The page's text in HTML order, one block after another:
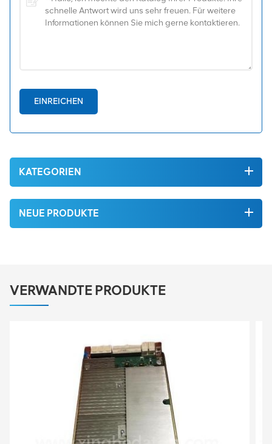
EINREICHEN
KATEGORIEN
NEUE PRODUKTE
VERWANDTE PRODUKTE